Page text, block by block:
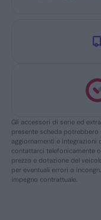
Gli accessori di serie ed
presente scheda
aggiornamenti e integrazioni
contattarci telefonicamente
prezzo e dotazione del
per eventuali errori o
impegno contrattuale.